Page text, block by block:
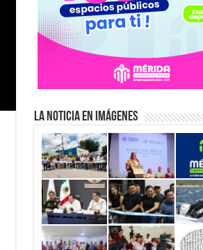
La Noticia en Imágenes